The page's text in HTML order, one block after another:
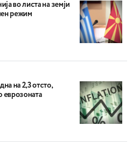
во листа на земји
режим
на 2,3 отсто,
еврозоната